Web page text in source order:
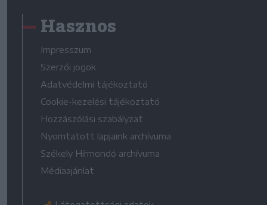
Hasznos
Impresszum
Szerzői jogok
Adatvédelmi tájékoztató
Cookie-kezelési tájékoztató
Hozzászólási szabályzat
Nyomtatott lapjaink archívuma
Székely Hírmondó archívuma
Médiaajánlat